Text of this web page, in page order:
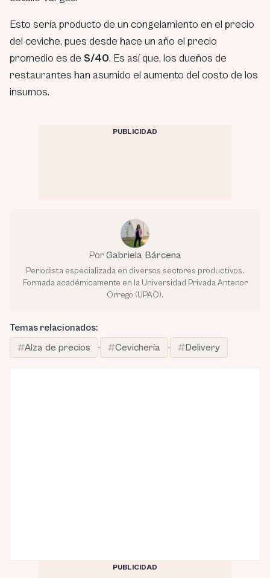
Esto sería producto de un congelamiento en el precio
del ceviche, pues desde hace un año el precio
promedio es de S/40. Es así que, los dueños de
restaurantes han asumido el aumento del costo de los
insumos.
PUBLICIDAD
Por Gabriela Bárcena
Periodista especializada en diversos sectores productivos.
Formada académicamente en la Universidad Privada Antenor
Orrego (UPAO).
Temas relacionados:
Alza de precios
· Cevichería · Delivery
PUBLICIDAD